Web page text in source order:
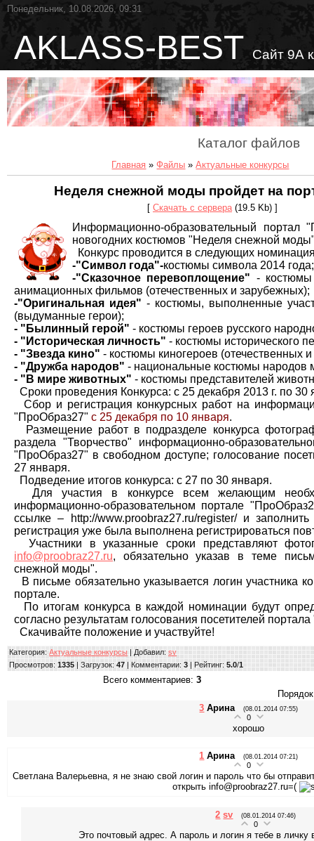
Понедельник, 10.08.2026, 09:31
AKLASS-BEST Сайт 9А
Каталог файлов
Главная »Файлы »Актуальные конкурсы
Неделя снежной моды пройдет на
[ Скачать с сервера(19.5 Kb) ]
Информационно-образовательный портал
новогодних костюмов "Неделя снежной
Конкурс проводится в следующих
-"Символ года"-костюмы символа 2014 года;
-"Сказочное перевоплощение" - костюмы
анимационных фильмов (отечественных и зарубежных);
-"Оригинальная идея" - костюмы, выполненные
(выдуманные герои);
- "Былинный герой" - костюмы героев русского
- "Историческая личность" - костюмы исторического
- "Звезда кино" - костюмы киногероев (отечественных
- "Дружба народов" - национальные костюмы народов
- "В мире животных" - костюмы представителей
Сроки проведения Конкурса: с 25 декабря 2013 г. по 30
Сбор и регистрация конкурсных работ на
"ПроОбраз27" с 25 декабря по 10 января.
Размещение работ в подразделе конкурса
раздела "Творчество" информационно-
"ПроОбраз27" в свободном доступе; голосование
27 января.
Подведение итогов конкурса: с 27 по 30 января.
Для участия в конкурсе всем желающим
информационно-образовательном портале
ссылке – http://www.proobraz27.ru/register/ и
регистрация уже была выполнена регистрироваться
Участники в указанные сроки представляют
info@proobraz27.ru, обязательно указав в теме
снежной моды".
В письме обязательно указывается логин участника
портале.
По итогам конкурса в каждой номинации будут
согласно результатам голосования посетителей
Скачивайте положение и участвуйте!
Категория: Актуальные конкурсы Добавил: sv
Просмотров: 1335 Загрузок: 47 Комментарии: 3 Рейтинг: 5.0/1
Всего комментариев: 3
3 Арина (08.01.2014 07:55)
0
хорошо
1 Арина (08.01.2014 07:21)
0
Светлана Валерьевна, я не знаю свой логин и пароль что бы
открыть info@proobraz27.ru=(
2 sv (08.01.2014 07:46)
0
Это почтовый адрес. А пароль и логин я тебе в